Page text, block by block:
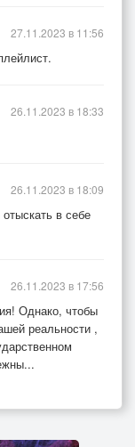
27.11.2023 в 11:56
26.11.2023 в 18:33
в себе
26.11.2023 в 18:09
Однако, чтобы
реальности ,
26.11.2023 в 17:56